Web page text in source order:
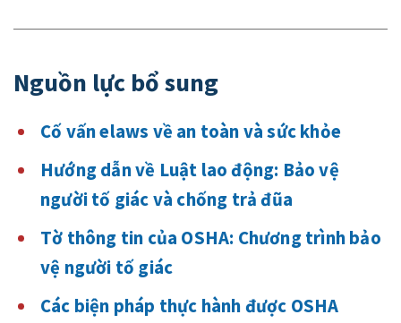
Nguồn lực bổ sung
Cố vấn elaws về an toàn và sức khỏe
Hướng dẫn về Luật lao động: Bảo vệ
người tố giác và chống trả đũa
Tờ thông tin của OSHA: Chương trình bảo
vệ người tố giác
Các biện pháp thực hành được OSHA